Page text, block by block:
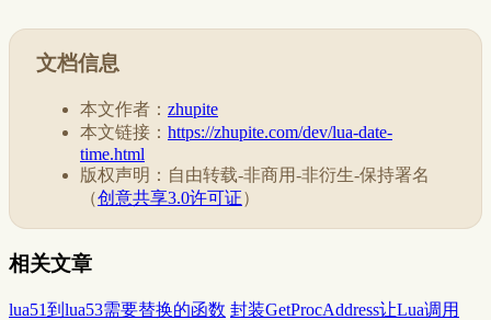
文档信息
本文作者： zhupite
本文链接： https://zhupite.com/dev/lua-date-
time.html
版权声明：自由转载-非商用-非衍生-保持署名
（创意共享3.0许可证）
相关文章
lua51到lua53需要替换的函数 封装GetProcAddress让Lua调用